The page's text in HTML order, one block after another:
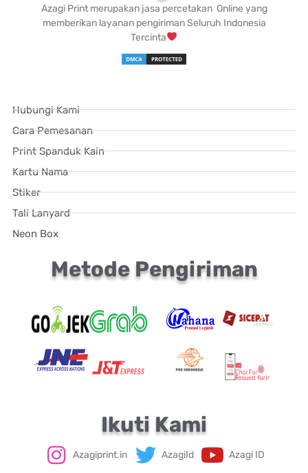
Azagi Print merupakan jasa percetakan Online yang
memberikan layanan pengiriman Seluruh Indonesia
Tercinta
Hubungi Kami
Cara Pemesanan
Print Spanduk Kain
Kartu Nama
Stiker
Tali Lanyard
Neon Box
Metode Pengiriman
Ikuti Kami
Azagiprint.in AzagiId Azagi ID